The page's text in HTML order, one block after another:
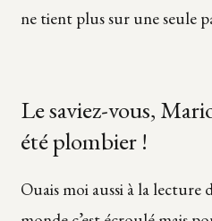
ne tient plus sur une seule
Le saviez-vous,
été plombier !
Ouais moi aussi à la lecture